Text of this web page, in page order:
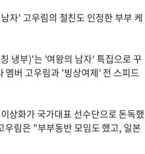
자' 고우림의 절친도 인정한 부부 케
냉부)'는 '여왕의 남자' 특집으로 꾸
멤버 고우림과 '빙상여제' 전 스피드
상화가 국가대표 선수단으로 돈독했
우림은 "부부동반 모임도 했고, 일본